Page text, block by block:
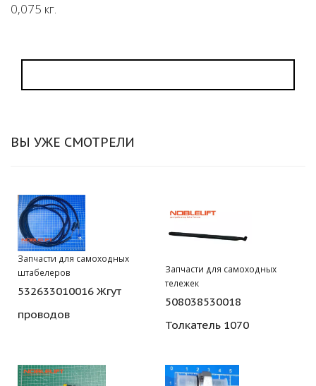
0,075 кг.
ВЫ УЖЕ СМОТРЕЛИ
Запчасти для самоходных
штабелеров
532633010016 Жгут
проводов
Запчасти для самоходных
тележек
508038530018
Толкатель 1070